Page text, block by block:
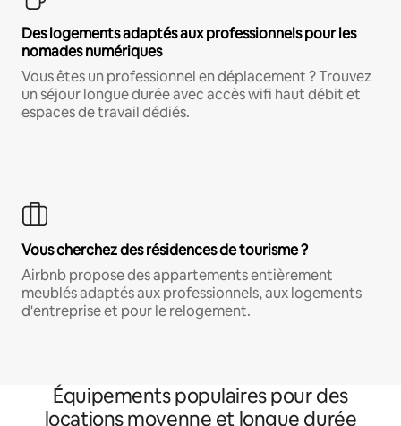
Des logements adaptés aux professionnels pour les
nomades numériques
Vous êtes un professionnel en déplacement ? Trouvez
un séjour longue durée avec accès wifi haut débit et
espaces de travail dédiés.
Vous cherchez des résidences de tourisme ?
Airbnb propose des appartements entièrement
meublés adaptés aux professionnels, aux logements
d'entreprise et pour le relogement.
Équipements populaires pour des
locations moyenne et longue durée